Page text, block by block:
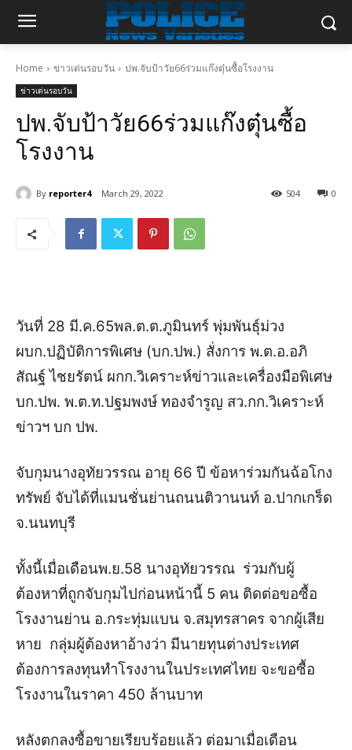
Home ข่าวเด่นรอบวัน ปพ.จับป้าวัย66ร่วมแก๊งตุ๋นซื้อโรงงาน
ข่าวเด่นรอบวัน
ปพ.จับป้าวัย66ร่วมแก๊งตุ๋นซื้อ
โรงงาน
By reporter4 March 29, 2022 0
504
วันที่ 28 มี.ค.65พล.ต.ต.ภูมินทร์ พุ่มพันธุ์ม่วง
ผบก.ปฏิบัติการพิเศษ (บก.ปพ.) สั่งการ พ.ต.อ.อภิ
สัณฐ์ ไชยรัตน์ ผกก.วิเคราะห์ข่าวและเครื่องมือพิเศษ
บก.ปพ. พ.ต.ท.ปฐมพงษ์ ทองจำรูญ สว.กก.วิเคราะห์
ข่าวฯ บก ปพ.
จับกุมนางอุทัยวรรณ อายุ 66 ปี ข้อหาร่วมกันฉ้อโกง
ทรัพย์ จับได้ที่แมนชั่นย่านถนนติวานนท์ อ.ปากเกร็ด
จ.นนทบุรี
ทั้งนี้เมื่อเดือนพ.ย.58 นางอุทัยวรรณ ร่วมกับผู้
ต้องหาที่ถูกจับกุมไปก่อนหน้านี้ 5 คน ติดต่อขอซื้อ
โรงงานย่าน อ.กระทุ่มแบน จ.สมุทรสาคร จากผู้เสีย
หาย กลุ่มผู้ต้องหาอ้างว่า มีนายทุนต่างประเทศ
ต้องการลงทุนทำโรงงานในประเทศไทย จะขอซื้อ
โรงงานในราคา 450 ล้านบาท
หลังตกลงซื้อขายเรียบร้อยแล้ว ต่อมาเมื่อเดือน